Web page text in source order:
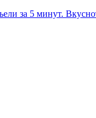
за 5 минут.